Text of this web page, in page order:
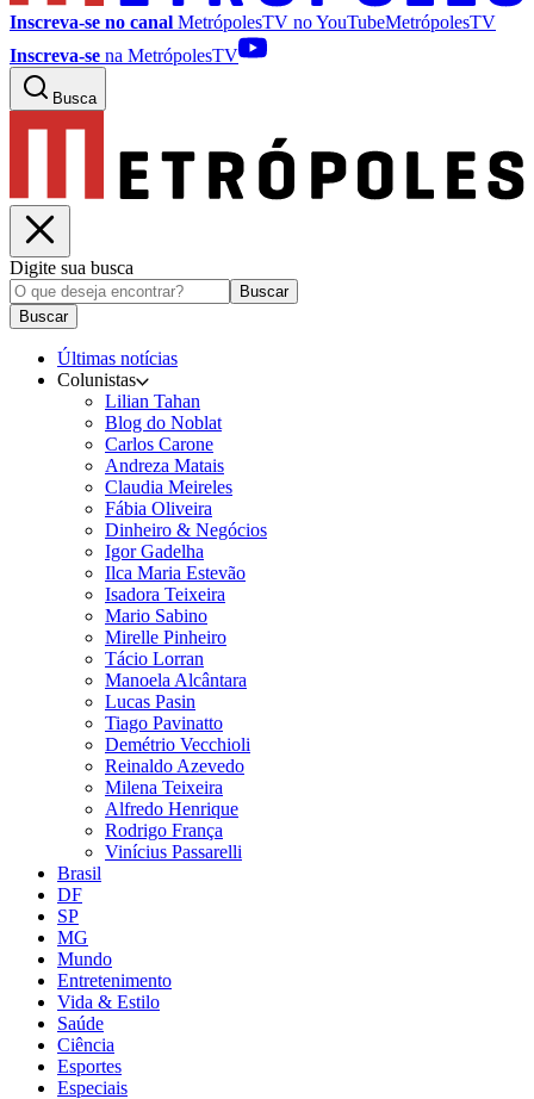
Inscreva-se no canal MetrópolesTV noYouTubeMetrópolesTV
Inscreva-se na MetrópolesTV
Busca
Digite sua busca
Buscar
Buscar
Últimas notícias
Colunistas
Lilian Tahan
Blog do Noblat
Carlos Carone
Andreza Matais
Claudia Meireles
Fábia Oliveira
Dinheiro & Negócios
Igor Gadelha
Ilca Maria Estevão
Isadora Teixeira
Mario Sabino
Mirelle Pinheiro
Tácio Lorran
Manoela Alcântara
Lucas Pasin
Tiago Pavinatto
Demétrio Vecchioli
Reinaldo Azevedo
Milena Teixeira
Alfredo Henrique
Rodrigo França
Vinícius Passarelli
Brasil
DF
SP
MG
Mundo
Entretenimento
Vida & Estilo
Saúde
Ciência
Esportes
Especiais